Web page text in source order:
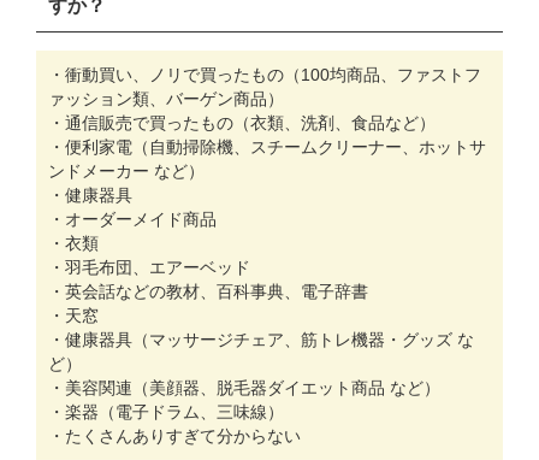
すか？
・衝動買い、ノリで買ったもの（100均商品、ファストフ
ァッション類、バーゲン商品）
・通信販売で買ったもの（衣類、洗剤、食品など）
・便利家電（自動掃除機、スチームクリーナー、ホットサ
ンドメーカー など）
・健康器具
・オーダーメイド商品
・衣類
・羽毛布団、エアーベッド
・英会話などの教材、百科事典、電子辞書
・天窓
・健康器具（マッサージチェア、筋トレ機器・グッズ な
ど）
・美容関連（美顔器、脱毛器ダイエット商品 など）
・楽器（電子ドラム、三味線）
・たくさんありすぎて分からない